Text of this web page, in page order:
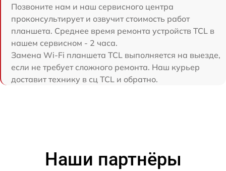
Позвоните нам и наш сервисного центра
проконсультирует и озвучит стоимость работ
планшета. Среднее время ремонта устройств TCL в
нашем сервисном - 2 часа.
Замена Wi-Fi планшета TCL выполняется на выезде,
если не требует сложного ремонта. Наш курьер
доставит технику в сц TCL и обратно.
Наши партнёры